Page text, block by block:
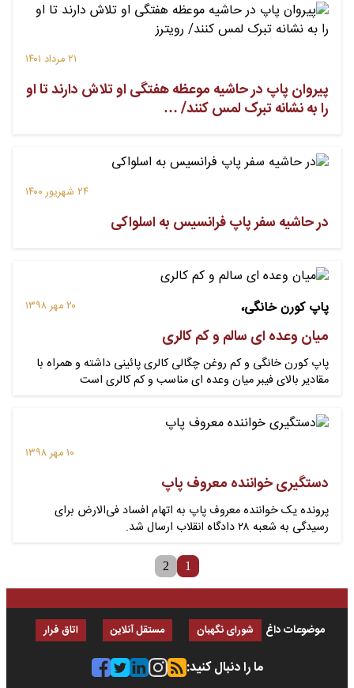
۲۱ مرداد ۱۴۰۱
پیروان پاپ در حاشیه موعظه هفتگی او تلاش دارند تا او
را به نشانه تبرک لمس کنند/ …
۲۴ شهریور ۱۴۰۰
در حاشیه سفر پاپ فرانسیس به اسلواکى
پاپ کورن خانگی، ۲۰ مهر ۱۳۹۸
میان وعده ای سالم و کم کالری
پاپ کورن خانگی و کم روغن چگالی کالری پائینی داشته و همراه با
مقادیر بالای فیبر میان وعده ای مناسب و کم کالری است
۱۰ مهر ۱۳۹۸
دستگیری خواننده معروف پاپ
پرونده یک خواننده معروف پاپ به اتهام افساد فی‌الارض برای
رسیدگی به شعبه ۲۸ دادگاه انقلاب ارسال شد.
1
2
موضوعات داغ شورای نگهبان مستقل آنلاین اتاق فرار
ما را دنبال کنید: